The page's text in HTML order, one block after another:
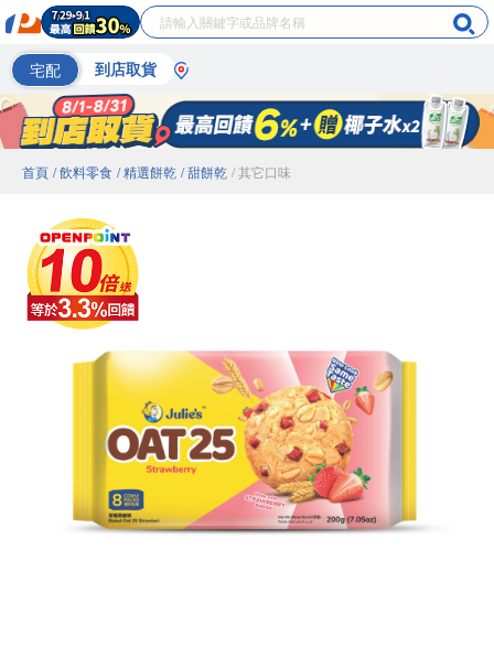
宅配 到店取貨
首頁 / 飲料零食 / 精選餅乾 / 甜餅乾 / 其它口味